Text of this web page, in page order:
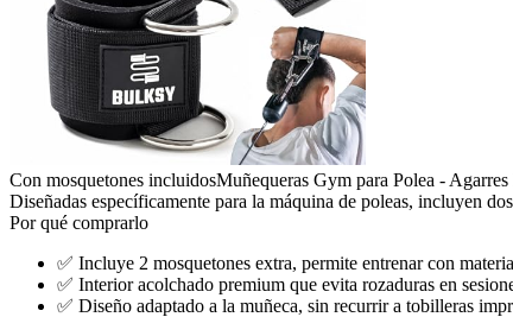
Con mosquetones incluidosMuñequeras Gym para Polea -
Diseñadas específicamente para la máquina de poleas, incluyen
Por qué comprarlo
✅ Incluye 2 mosquetones extra, permite entrenar con
✅ Interior acolchado premium que evita rozaduras en
✅ Diseño adaptado a la muñeca, sin recurrir a tobilleras